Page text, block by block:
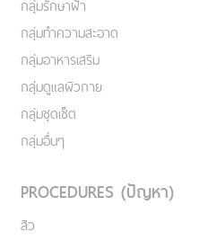
กลุ่มรักษาฝ้า
กลุ่มทำความสะอาด
กลุ่มอาหารเสริม
กลุ่มดูแลผิวกาย
กลุ่มชุดเซ็ต
กลุ่มอื่นๆ
PROCEDURES (ปัญหา)
สิว